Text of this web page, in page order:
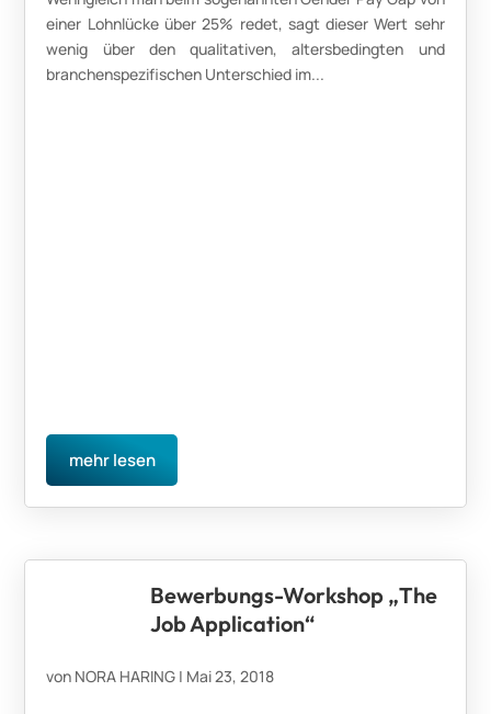
einer Lohnlücke über 25% redet, sagt dieser Wert sehr
wenig über den qualitativen, altersbedingten und
branchenspezifischen Unterschied im...
mehr lesen
Bewerbungs-Workshop „The
Job Application“
von NORA HARING | Mai 23, 2018